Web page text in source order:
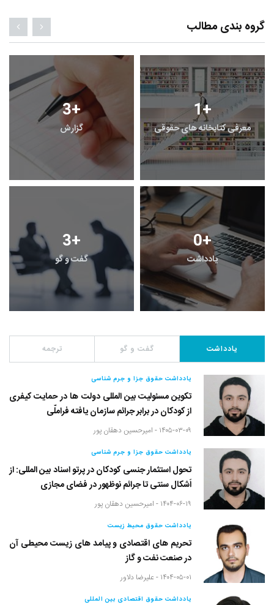
گروه بندی مطالب
3+
گزارش
1+
معرفی کتابخانه های حقوقی
3+
گفت و گو
0+
یادداشت
یادداشت گفت و گو ترجمه
یادداشت حقوق جزا و جرم شناسی
تکوین مسئولیت بین المللی دولت ها در حمایت کیفری
از کودکان در برابر جرائم سازمان یافته فراملّی
۱۴۰۵-۰۳-۰۹ - امیرحسین دهقان پور
یادداشت حقوق جزا و جرم شناسی
تحول استثمار جنسی کودکان در پرتو اسناد بین المللی: از
اَشکال سنتی تا جرائم نوظهور در فضای مجازی
۱۴۰۴-۰۶-۱۹ - امیرحسین دهقان پور
یادداشت حقوق محیط زیست
تحریم های اقتصادی و پیامد های زیست محیطی آن
در صنعت نفت و گاز
۱۴۰۴-۰۵-۰۱ - علیرضا دلاور
یادداشت حقوق اقتصادی بین المللی